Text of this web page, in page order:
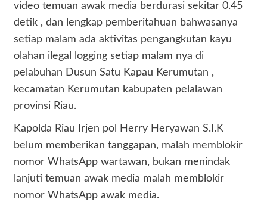
video temuan awak media berdurasi sekitar 0.45
detik , dan lengkap pemberitahuan bahwasanya
setiap malam ada aktivitas pengangkutan kayu
olahan ilegal logging setiap malam nya di
pelabuhan Dusun Satu Kapau Kerumutan ,
kecamatan Kerumutan kabupaten pelalawan
provinsi Riau.
Kapolda Riau Irjen pol Herry Heryawan S.I.K
belum memberikan tanggapan, malah memblokir
nomor WhatsApp wartawan, bukan menindak
lanjuti temuan awak media malah memblokir
nomor WhatsApp awak media.